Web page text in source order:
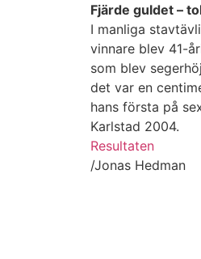
Fjärde guldet –
I manliga
vinnare blev 41-
som blev
det var en
hans första på
Karlstad 2004.
Resultaten
/Jonas Hedman